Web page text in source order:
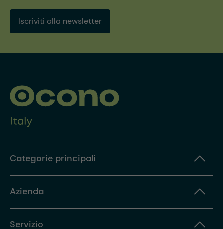
Iscriviti alla newsletter
Categorie principali
Azienda
Servizio